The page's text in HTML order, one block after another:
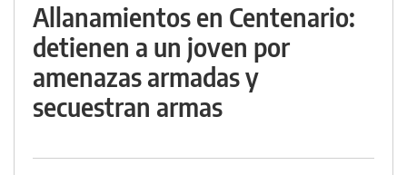
Allanamientos en Centenario:
detienen a un joven por
amenazas armadas y
secuestran armas